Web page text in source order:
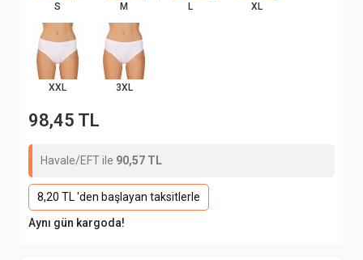
S M L XL
XXL 3XL
98,45 TL
Havale/EFT ile 90,57 TL
8,20 TL 'den başlayan taksitlerle
Aynı gün kargoda!